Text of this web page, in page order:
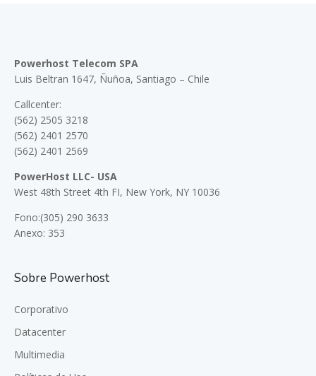
Powerhost Telecom SPA
Luis Beltran 1647, Ñuñoa, Santiago – Chile
Callcenter:
(562) 2505 3218
(562) 2401 2570
(562) 2401 2569
PowerHost LLC- USA
West 48th Street 4th FI, New York, NY 10036
Fono:(305) 290 3633
Anexo: 353
Sobre Powerhost
Corporativo
Datacenter
Multimedia